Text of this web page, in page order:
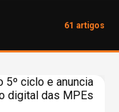
61 artigos